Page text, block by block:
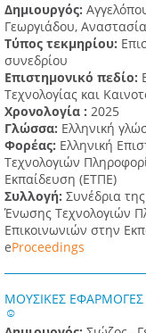
Δημιουργός:
Γεωργιάδου, Αναστασία
Τύπος τεκμηρίου:
συνεδρίου
Επιστημονικό πεδίο:
Τεχνολογίας και
Χρονολογία : 2025
Γλώσσα: Ελληνική
Φορέας: Ελληνική
Τεχνολογιών
Εκπαίδευση (ΕΤΠΕ)
Συλλογή: Συνέδρια
Ένωσης Τεχνολογιών
Επικοινωνιών στην
eProceedings
ΜΟΥΣΙΚΕΣ
☺